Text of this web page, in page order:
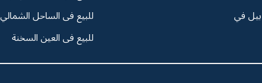
بيل في
للبيع فى الساحل الشمالي
للبيع فى العين السخنة